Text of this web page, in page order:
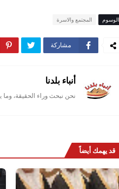
الوسوم المجتمع والاسرة
مشاركة
أنباء بلدنا
نحن نبحث وراء الحقيقة،
قد يهمك أيضاً